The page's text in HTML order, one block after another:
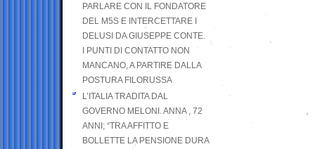
PARLARE CON IL FONDATORE
DEL M5S E INTERCETTARE I
DELUSI DA GIUSEPPE CONTE.
I PUNTI DI CONTATTO NON
MANCANO, A PARTIRE DALLA
POSTURA FILORUSSA
L’ITALIA TRADITA DAL
GOVERNO MELONI. ANNA , 72
ANNI; “TRA AFFITTO E
BOLLETTE LA PENSIONE DURA